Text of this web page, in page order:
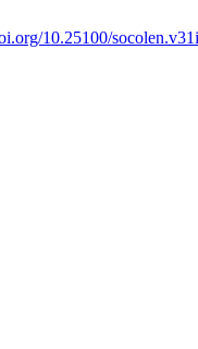
10.25100/